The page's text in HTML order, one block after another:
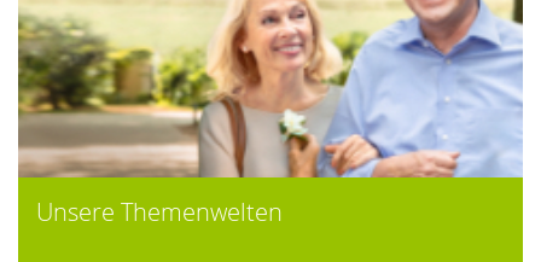
Unsere Themenwelten